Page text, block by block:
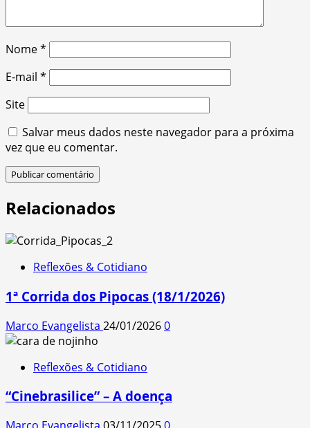
Nome*
E-mail *
Site
Salvar meus dados neste navegador para a próxima
vez que eu comentar.
Relacionados
Reflexões & Cotidiano
1ª Corrida dos Pipocas (18/1/2026)
Marco Evangelista 24/01/20260
Reflexões & Cotidiano
“Cinebrasilice” – A doença